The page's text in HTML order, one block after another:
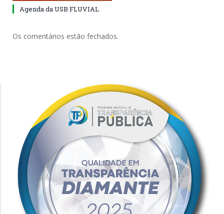
Agenda da USB FLUVIAL
Os comentários estão fechados.